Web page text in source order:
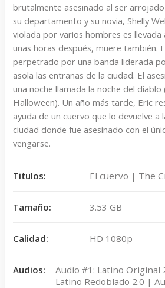
brutalmente asesinado al ser
su departamento y su novia, Shelly
violada por varios hombres es
unas horas después, muere también.
perpetrado por una banda liderada
asola las entrañas de la ciudad. El
una noche llamada la noche del diablo
Halloween). Un año más tarde, Eric
ayuda de un cuervo que lo devuelve a
ciudad donde fue asesinado con el
vengarse.
Titulos: El cuervo | The
Tamaño: 3.53 GB
Calidad: HD 1080p
Audios:
Audio #1: Latino Original
Latino Redoblado 2.0 |